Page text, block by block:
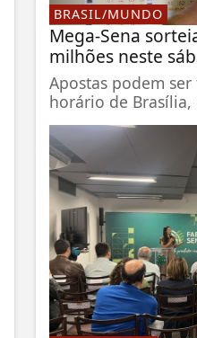
BRASIL/MUNDO
Mega-Sena
milhões neste
Apostas podem
horário de Brasília,